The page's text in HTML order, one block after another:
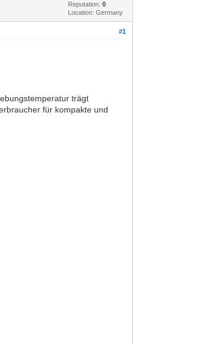
Reputation:0
Location: Germany
#1
trägt
für kompakte und